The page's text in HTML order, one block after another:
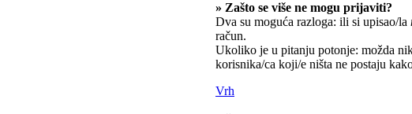
» Zašto se više ne mogu prijaviti?
Dva su moguća razloga: ili si upisao/la
račun.
Ukoliko je u pitanju potonje: možda
korisnika/ca koji/e ništa ne postaju
Vrh